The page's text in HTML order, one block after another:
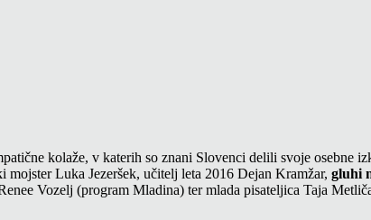
kolaže, v katerih so znani Slovenci delili svoje osebne
Luka Jezeršek, učitelj leta 2016 Dejan Kramžar, gluhi
Vozelj (program Mladina) ter mlada pisateljica Taja